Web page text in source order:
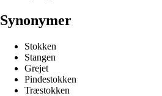
Synonymer
Stokken
Stangen
Grejet
Pindestokken
Træstokken